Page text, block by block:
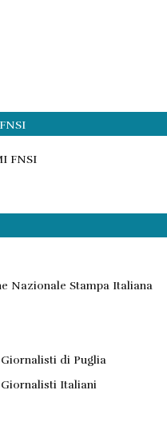
FNSI
Nazionale Stampa Italiana
di Puglia
Italiani